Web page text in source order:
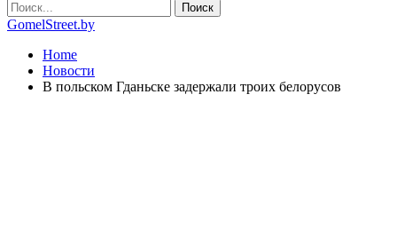
GomelStreet.by
Home
Новости
В польском Гданьске задержали троих белорусов